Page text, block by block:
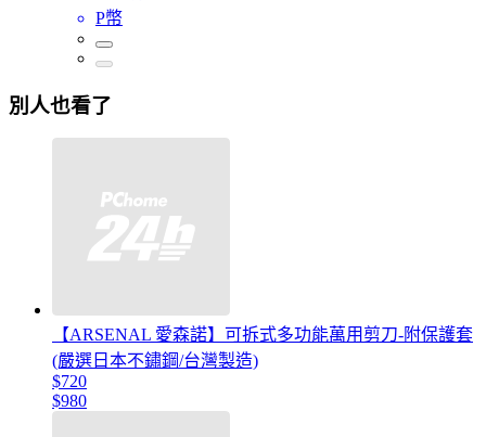
P幣
別人也看了
【ARSENAL 愛森諾】可拆式多功能萬用剪刀-附保護套
(嚴選日本不鏽鋼/台灣製造)
$720
$980